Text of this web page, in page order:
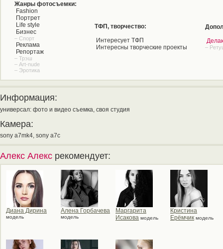
Жанры фотосъемки:
Fashion
Портрет
Life style
Бизнес
– Спорт
Реклама
Репортаж
– Трэш
– Art-nude
– Эротика
ТФП, творчество:
Интересует ТФП
Интересны творческие проекты
–
Информация:
универсал: фото и видео съемка, своя студия
Камера:
sony a7mk4, sony a7c
Алекс Алекс рекомендует:
Диана Дирина
модель
Алена Горбачева
модель
Маргарита
Исакова модель
Кристина
Ерёмчик модель